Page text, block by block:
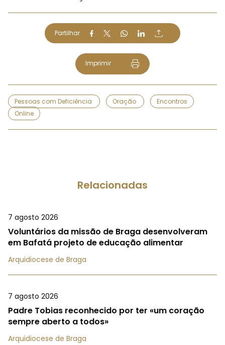
Partilhar
Imprimir
Pessoas com Deficiência Oração
Encontros
Online
Relacionadas
7 agosto 2026
Voluntários da missão de Braga desenvolveram
em Bafatá projeto de educação alimentar
Arquidiocese de Braga
7 agosto 2026
Padre Tobias reconhecido por ter «um coração
sempre aberto a todos»
Arquidiocese de Braga